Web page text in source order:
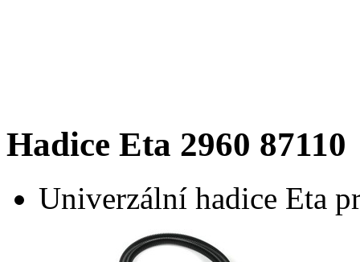
Hadice Eta 2960 87110
Univerzální hadice Eta